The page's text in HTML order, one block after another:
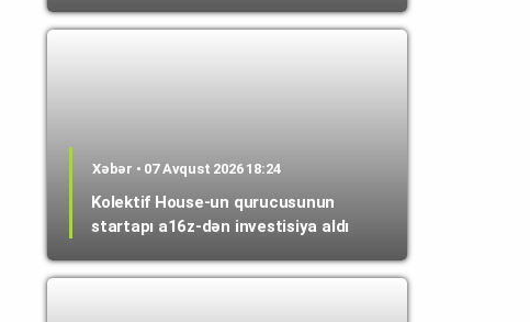
Xəbər • 07 Avqust 2026 18:24
Kolektif House-un qurucusunun
startapı a16z-dən investisiya aldı